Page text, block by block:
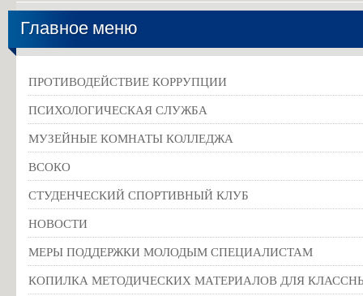
Главное меню
ПРОТИВОДЕЙСТВИЕ КОРРУПЦИИ
ПСИХОЛОГИЧЕСКАЯ СЛУЖБА
МУЗЕЙНЫЕ КОМНАТЫ КОЛЛЕДЖА
ВСОКО
СТУДЕНЧЕСКИЙ СПОРТИВНЫЙ КЛУБ
НОВОСТИ
МЕРЫ ПОДДЕРЖКИ МОЛОДЫМ СПЕЦИАЛИСТАМ
КОПИЛКА МЕТОДИЧЕСКИХ МАТЕРИАЛОВ ДЛЯ